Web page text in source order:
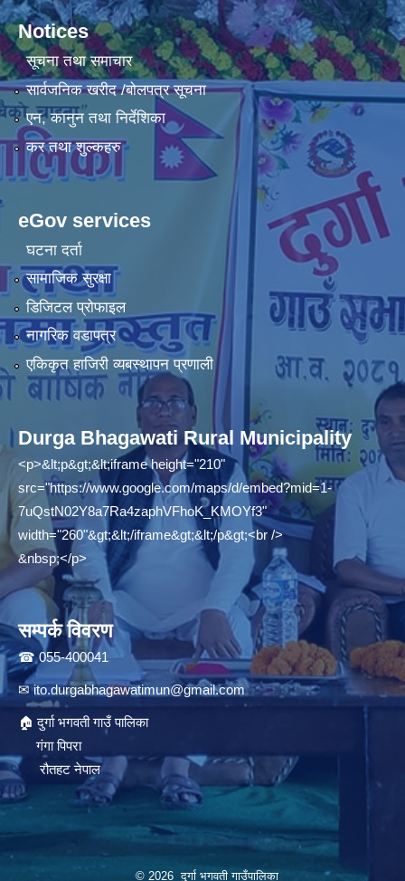
Notices
सूचना तथा समाचार
सार्वजनिक खरीद /बोलपत्र सूचना
एन, कानुन तथा निर्देशिका
कर तथा शुल्कहरु
eGov services
घटना दर्ता
सामाजिक सुरक्षा
डिजिटल प्रोफाइल
नागरिक वडापत्र
एकिकृत हाजिरी व्यबस्थापन प्रणाली
Durga Bhagawati Rural Municipality
<p>&lt;p&gt;&lt;iframe height="210"
src="https://www.google.com/maps/d/embed?mid=1-
7uQstN02Y8a7Ra4zaphVFhoK_KMOYf3"
width="260"&gt;&lt;/iframe&gt;&lt;/p&gt;<br />
&nbsp;</p>
सम्पर्क विवरण
☎ 055-400041
✉ito.durgabhagawatimun@gmail.com
🏠 दुर्गा भगवती गाउँ पालिका
गंगा पिपरा
रौतहट नेपाल
© 2026 दुर्गा भगवती गाउँपालिका